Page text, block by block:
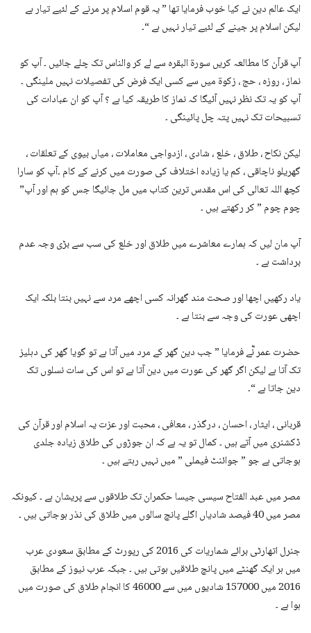
ایک عالم دین نے کیا خوب فرمایا تھا ” یہ قوم اسلام پر مرنے کے لئیے تیار ہے
لیکن اسلام پر جینے کے لئیے تیار نہیں ہے “۔
آپ قرآن کا مطالعہ کریں سورۃ البقرہ سے لے کر والناس تک چلے جائیں ۔ آپ کو
نماز ، روزہ ، حج ، زکوۃ میں سے کسی ایک فرض کی تفصیلات نہیں ملینگی ۔
آپ کو یہ تک نظر نہیں آئیگا کہ نماز کا طریقہ کیا ہے ؟ آپ کو ان عبادات کی
تسبیحات تک نہیں پتہ چل پائینگی ۔
لیکن نکاح ، طلاق ، خلع ، شادی ، ازدواجی معاملات ، میاں بیوی کے تعلقات ،
گھریلو ناچاقی ، کم یا زیادہ اختلاف کی صورت میں کرنے کے کام ۔آپ کو سارا
کچھ اللہ تعالی کی اس مقدس ترین کتاب میں مل جائیگا جس کو ہم اور آپ”
چوم چوم ” کر رکھتے ہیں ۔
آپ مان لیں کہ ہمارے معاشرے میں طلاق اور خلع کی سب سے بڑی وجہ عدم
برداشت ہے ۔
یاد رکھیں اچھا اور صحت مند گھرانہ کسی اچھے مرد سے نہیں بنتا بلکہ ایک
اچھی عورت کی وجہ سے بنتا ہے ۔
حضرت عمر نؓے فرمایا ” جب دین گھر کے مرد میں آتا ہے تو گویا گھر کی دہلیز
تک آتا ہے لیکن اگر گھر کی عورت میں دین آتا ہے تو اس کی سات نسلوں تک
دین جاتا ہے “۔
قربانی ، ایثار ، احسان ، درگذر ، معافی ، محبت اور عزت یہ اسلام اور قرآن کی
ڈکشنری میں آتے ہیں ۔ کمال تو یہ ہے کہ ان جوڑوں کی طلاق زیادہ جلدی
ہوجاتی ہے جو ” جوائنٹ فیملی ” میں نہیں رہتے ہیں ۔
مصر میں عبد الفتاح سیسی جیسا حکمران تک طلاقوں سے پریشان ہے ۔ کیونکہ
مصر میں 40 فیصد شادیاں اگلے پانچ سالوں میں طلاق کی نذر ہوجاتی ہیں ۔
جنرل اتھارٹی برائے شماریات کی 2016 کی رپورٹ کے مطابق سعودی عرب
میں ہر ایک گھنٹے میں پانچ طلاقیں ہوتی ہیں ۔ جبکہ عرب نیوز کے مطابق
2016 میں 157000 شادیوں میں سے 46000 کا انجام طلاق کی صورت میں
ہوا ہے ۔